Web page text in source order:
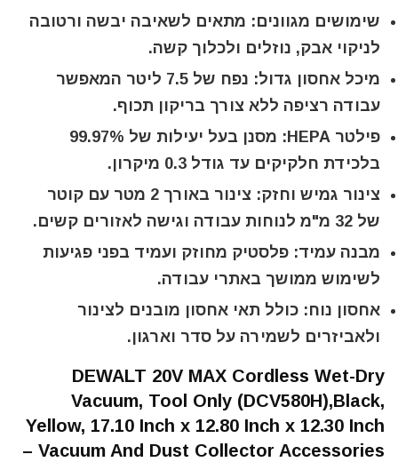
שימושים מגוונים: מתאים לשאיבה יבשה ורטובה
לניקוי אבק, נוזלים ולכלוך קשה.
מיכל אחסון גדול: נפח של 7.5 ליטר המאפשר
עבודה רציפה ללא צורך בריקון תכוף.
פילטר HEPA: מסנן בעל יעילות של 99.97%
בלכידת חלקיקים עד גודל 0.3 מיקרון.
צינור גמיש וחזק: צינור באורך 2 מטר עם קוטר
של 32 מ"מ לנוחות עבודה וגישה לאזורים קשים.
מבנה עמיד: פלסטיק מחוזק ועמיד בפני פגיעות
לשימוש ממושך באתרי עבודה.
אחסון נוח: כולל תאי אחסון מובנים לצינור
ולאביזרים לשמירה על סדר וארגון.
DEWALT 20V MAX Cordless Wet-Dry
Vacuum, Tool Only (DCV580H),Black,
Yellow, 17.10 Inch x 12.80 Inch x 12.30 Inch
– Vacuum And Dust Collector Accessories